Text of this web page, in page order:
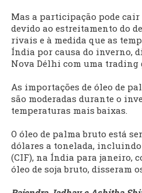
Mas a participação pode
devido ao estreitamento do
rivais e à medida que as
Índia por causa do inverno,
Nova Délhi com uma trading
As importações de óleo de
são moderadas durante o
temperaturas mais baixas.
O óleo de palma bruto está
dólares a tonelada, incluindo
(CIF), na Índia para janeiro,
óleo de soja bruto, disseram